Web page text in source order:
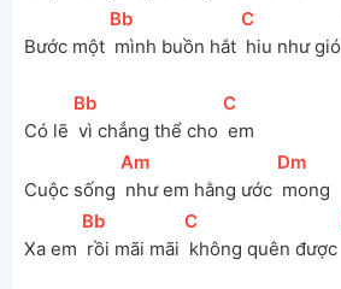
Bước một
[Bb
mình buồn hắt
[
C
hiu như gió
Có lẽ
[Bb
vì chẳng thể cho
[
C
em
Cuộc sống
[
Am
như em hằng ước
[Dm
mong
Xa em
[Bb
rồi mãi mãi
[
C
không quên được